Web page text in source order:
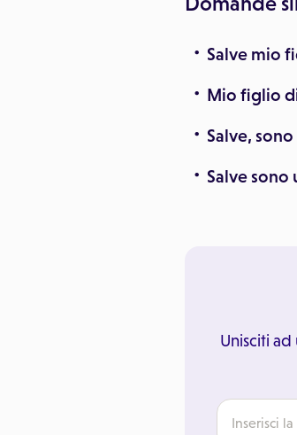
Salve mio
Mio figlio
Salve,
Salve sono
Unisciti